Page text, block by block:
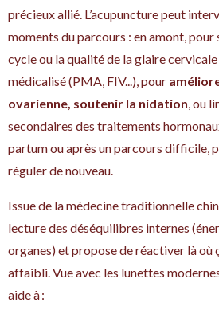
précieux allié. L’acupuncture peut
moments du parcours : en amont,
cycle ou la qualité de la glaire
médicalisé (PMA, FIV...), pour
ovarienne, soutenir la nidation , ou
secondaires des traitements
partum ou après un parcours difficile,
réguler de nouveau.
Issue de la médecine traditionnelle
lecture des déséquilibres internes
organes) et propose de réactiver là où
affaibli. Vue avec les lunettes
aide à :